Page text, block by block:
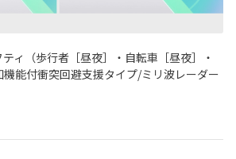
ィ（歩行者［昼夜］・自転車［昼夜］・
能付衝突回避支援タイプ/ミリ波レーダー